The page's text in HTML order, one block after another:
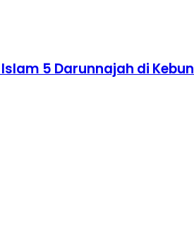
5 Darunnajah di Kebun